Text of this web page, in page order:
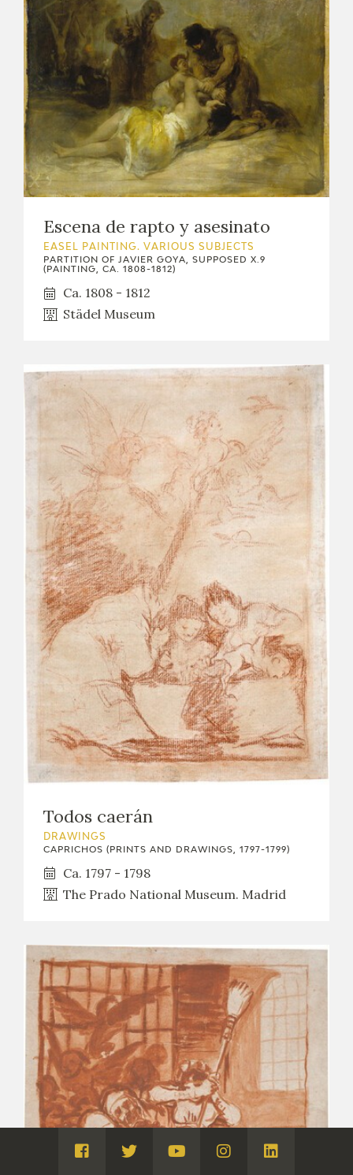
Escena de rapto y asesinato
EASEL PAINTING. VARIOUS SUBJECTS
PARTITION OF JAVIER GOYA, SUPPOSED X.9
(PAINTING, CA. 1808-1812)
Ca. 1808 - 1812
Städel Museum
Todos caerán
DRAWINGS
CAPRICHOS (PRINTS AND DRAWINGS, 1797-1799)
Ca. 1797 - 1798
The Prado National Museum. Madrid
Visita
Visita
Visita
Visita
Visita